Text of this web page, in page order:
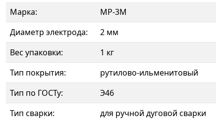
Марка:
МР-3М
Диаметр электрода:
2 мм
Вес упаковки:
1 кг
Тип покрытия:
рутилово-ильменитовый
Тип по ГОСТу:
Э46
Тип сварки:
для ручной дуговой сварки